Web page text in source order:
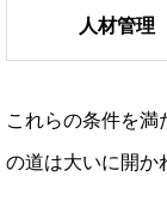
人材管理
これらの条件を満
の道は大いに開か